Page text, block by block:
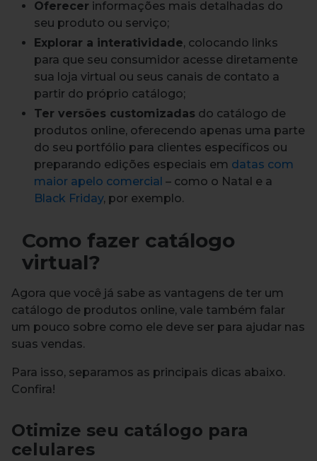
Oferecer informações mais detalhadas do
seu produto ou serviço;
Explorar a interatividade, colocando links
para que seu consumidor acesse diretamente
sua loja virtual ou seus canais de contato a
partir do próprio catálogo;
Ter versões customizadas do catálogo de
produtos online, oferecendo apenas uma parte
do seu portfólio para clientes específicos ou
preparando edições especiais em datas com
maior apelo comercial – como o Natal e a
Black Friday, por exemplo.
Como fazer catálogo
virtual?
Agora que você já sabe as vantagens de ter um
catálogo de produtos online, vale também falar
um pouco sobre como ele deve ser para ajudar nas
suas vendas.
Para isso, separamos as principais dicas abaixo.
Confira!
Otimize seu catálogo para
celulares